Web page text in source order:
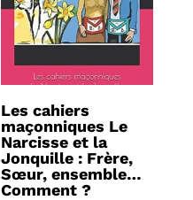
Les cahiers
maçonniques Le
Narcisse et la
Jonquille : Frère,
Sœur, ensemble…
Comment ?